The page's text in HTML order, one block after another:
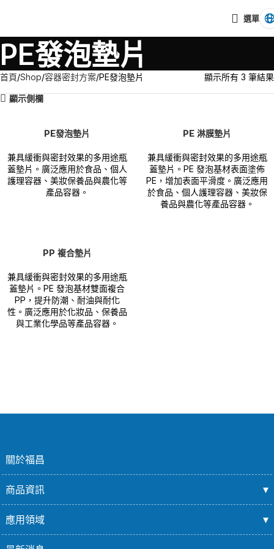
選單
PE發泡墊片
首頁 Shop 容器密封方案 PE發泡墊片 顯示所有 3 筆結果
顯示側欄
PE發泡墊片
兼具緩衝與密封效果的多用途瓶
蓋墊片。廣泛應用於食品、個人
護理容器、美妝保養品與農化等
產品容器。
PE 淋膜墊片
兼具緩衝與密封效果的多用途瓶
蓋墊片。PE 發泡基材表面塗佈
PE，增加表面平滑度。廣泛應用
於食品、個人護理容器、美妝保
養品與農化等產品容器。
PP 複合墊片
兼具緩衝與密封效果的多用途瓶
蓋墊片。PE 發泡基材雙面複合
PP，提升防潮、耐油與耐化
性。廣泛應用於化妝品、保養品
與工業化學品等產品容器。
關於福昌
商品資訊
應用領域